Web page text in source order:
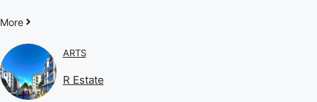
More
ARTS
R Estate